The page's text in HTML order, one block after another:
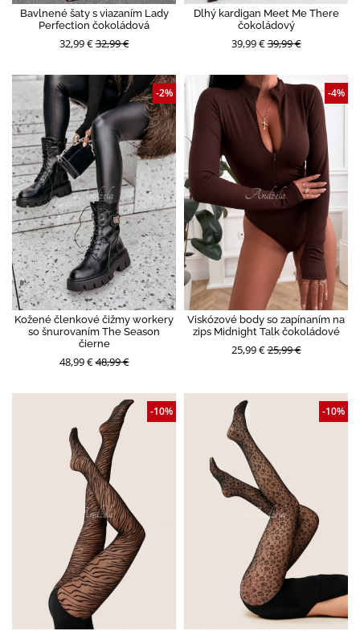
Bavlnené šaty s viazaním Lady
Perfection čokoládová
32,99 €32,99 €
Dlhý kardigan Meet Me There
čokoládový
39,99 €39,99 €
Kožené členkové čižmy workery
so šnurovaním The Season
čierne
48,99 €48,99 €
-2%
Viskózové body so zapínaním na
zips Midnight Talk čokoládové
25,99 €25,99 €
-4%
-10% -10%